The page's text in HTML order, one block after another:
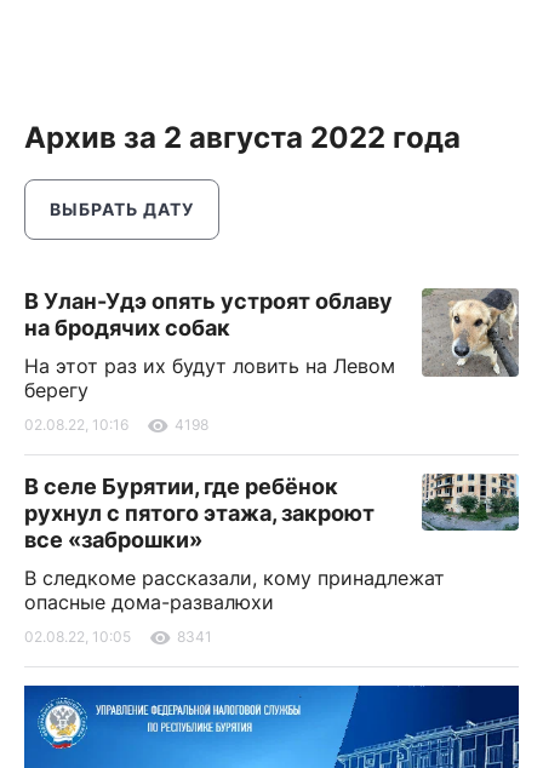
Архив за 2 августа 2022 года
ВЫБРАТЬ ДАТУ
В Улан-Удэ опять устроят облаву
на бродячих собак
На этот раз их будут ловить на Левом
берегу
02.08.22, 10:16 4198
В селе Бурятии, где ребёнок
рухнул с пятого этажа, закроют
все «заброшки»
В следкоме рассказали, кому принадлежат
опасные дома-развалюхи
02.08.22, 10:05 8341